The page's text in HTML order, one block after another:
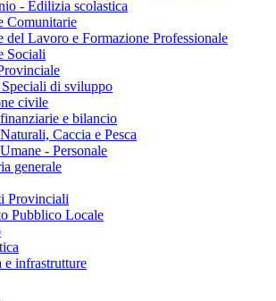
- Edilizia scolastica
Comunitarie
del Lavoro e Formazione Professionale
Sociali
di sviluppo
civile
e bilancio
Caccia e Pesca
- Personale
generale
Provinciali
Pubblico Locale
infrastrutture